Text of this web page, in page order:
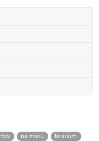
na mieru
terárium